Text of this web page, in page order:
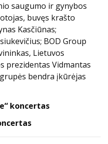
saugumo ir gynybos
buvęs krašto
Kasčiūnas;
BOD Group
Lietuvos
prezidentas Vidmantas
bendra įkūrėjas
koncertas